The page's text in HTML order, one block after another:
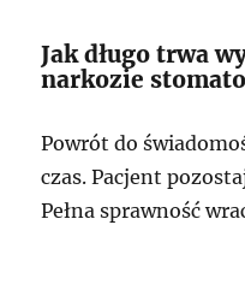
Jak długo trwa
narkozie
Powrót do
czas. Pacjent
Pełna sprawność